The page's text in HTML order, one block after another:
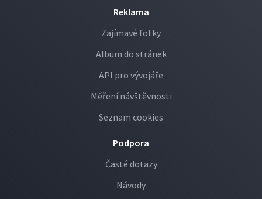
Reklama
Zajímavé fotky
Album do stránek
API pro vývojáře
Měření návštěvnosti
Seznam cookies
Podpora
Časté dotazy
Návody